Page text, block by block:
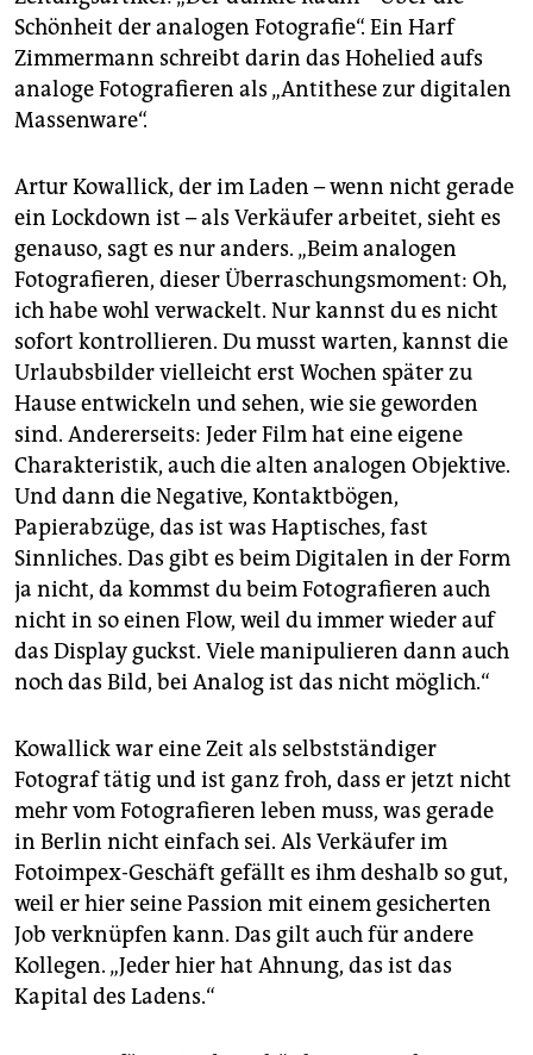
Schönheit der analogen Fotografie“. Ein Harf
Zimmermann schreibt darin das Hohelied aufs
analoge Fotografieren als „Antithese zur digitalen
Massenware“.
Artur Kowallick, der im Laden – wenn nicht gerade
ein Lockdown ist – als Verkäufer arbeitet, sieht es
genauso, sagt es nur anders. „Beim analogen
Fotografieren, dieser Überraschungsmoment: Oh,
ich habe wohl verwackelt. Nur kannst du es nicht
sofort kontrollieren. Du musst warten, kannst die
Urlaubsbilder vielleicht erst Wochen später zu
Hause entwickeln und sehen, wie sie geworden
sind. Andererseits: Jeder Film hat eine eigene
Charakteristik, auch die alten analogen Objektive.
Und dann die Negative, Kontaktbögen,
Papierabzüge, das ist was Haptisches, fast
Sinnliches. Das gibt es beim Digitalen in der Form
ja nicht, da kommst du beim Fotografieren auch
nicht in so einen Flow, weil du immer wieder auf
das Display guckst. Viele manipulieren dann auch
noch das Bild, bei Analog ist das nicht möglich.“
Kowallick war eine Zeit als selbstständiger
Fotograf tätig und ist ganz froh, dass er jetzt nicht
mehr vom Fotografieren leben muss, was gerade
in Berlin nicht einfach sei. Als Verkäufer im
Fotoimpex-Geschäft gefällt es ihm deshalb so gut,
weil er hier seine Passion mit einem gesicherten
Job verknüpfen kann. Das gilt auch für andere
Kollegen. „Jeder hier hat Ahnung, das ist das
Kapital des Ladens.“